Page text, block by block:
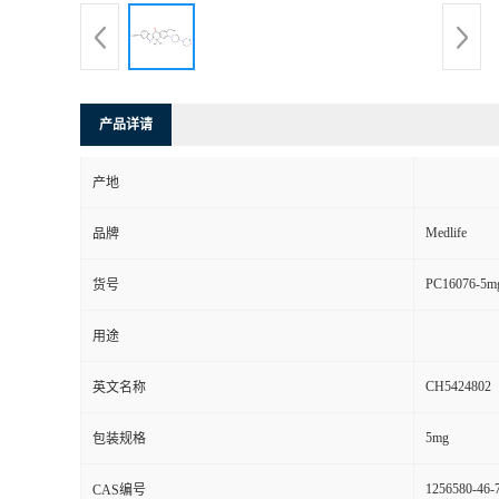
产品详请
产地
品牌 Medlife
货号 PC16076-
用途
英文名称 CH5424802
包装规格 5mg
CAS编号 1256580-46-